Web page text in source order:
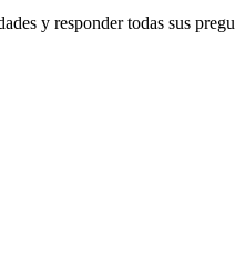
y responder todas sus